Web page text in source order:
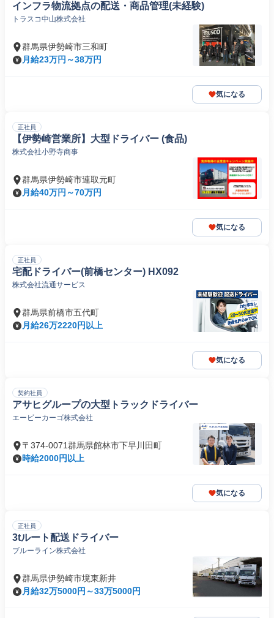
インフラ物流拠点の配送・商品管理(未経験)
トラスコ中山株式会社
群馬県伊勢崎市三和町
月給23万円～38万円
気になる
正社員
【伊勢崎営業所】大型ドライバー (食品)
株式会社小野寺商事
群馬県伊勢崎市連取元町
月給40万円～70万円
気になる
正社員
宅配ドライバー(前橋センター) HX092
株式会社流通サービス
群馬県前橋市五代町
月給26万2220円以上
気になる
契約社員
アサヒグループの大型トラックドライバー
エービーカーゴ株式会社
〒374-0071群馬県館林市下早川田町
時給2000円以上
気になる
正社員
3tルート配送ドライバー
ブルーライン株式会社
群馬県伊勢崎市境東新井
月給32万5000円～33万5000円